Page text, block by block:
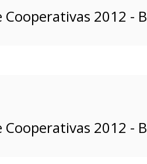
2012 -
2012 -